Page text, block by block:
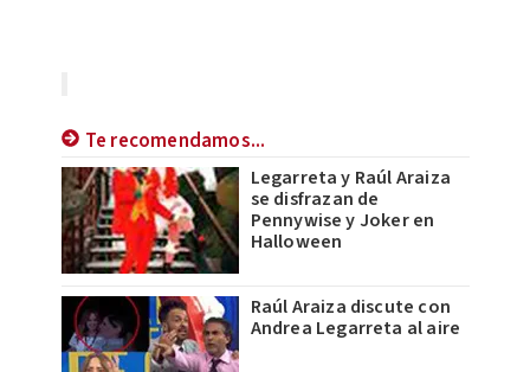
Te recomendamos...
Legarreta y Raúl Araiza
se disfrazan de
Pennywise y Joker en
Halloween
Raúl Araiza discute con
Andrea Legarreta al aire